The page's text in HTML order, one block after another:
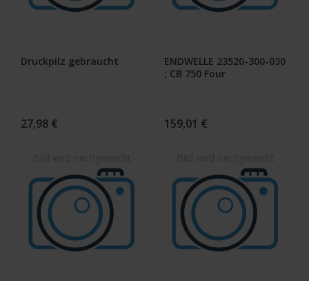
Druckpilz gebraucht
27,98 €
ENDWELLE 23520-300-030
; CB 750 Four
159,01 €